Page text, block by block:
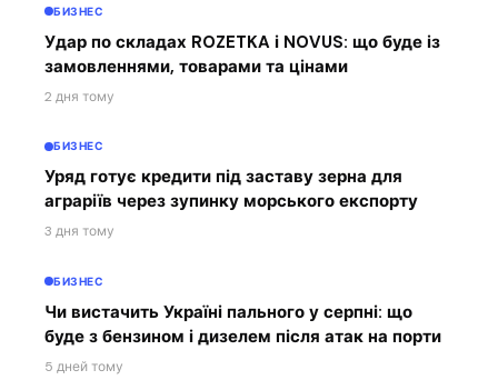
БИЗНЕС
Удар по складах ROZETKA і NOVUS: що буде із
замовленнями, товарами та цінами
2 дня тому
БИЗНЕС
Уряд готує кредити під заставу зерна для
аграріїв через зупинку морського експорту
3 дня тому
БИЗНЕС
Чи вистачить Україні пального у серпні: що
буде з бензином і дизелем після атак на порти
5 дней тому